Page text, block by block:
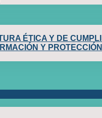
ÉTICA Y DE
Y